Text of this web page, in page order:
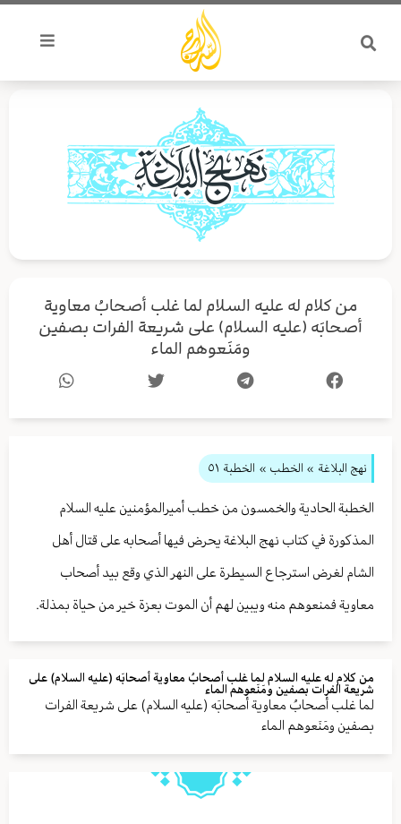
تخطي
المحتوى
من كلام له عليه السلام لما غلب أصحابُ معاوية
أصحابَه (علیه السلام) على شريعة الفرات بصفين
ومَنَعوهم الماء
نهج البلاغة » الخطب » الخطبة ٥١
الخطبة الحادية والخمسون من خطب أميرالمؤمنين عليه السلام
المذكورة في كتاب نهج البلاغة يحرض فيها أصحابه على قتال أهل
الشام لغرض استرجاع السيطرة على النهر الذي وقع بيد أصحاب
معاوية فمنعوهم منه ويبين لهم أن الموت بعزة خير من حياة بمذلة.
من كلام له عليه السلام لما غلب أصحابُ معاوية أصحابَه (علیه السلام) على
شريعة الفرات بصفين ومَنَعوهم الماء
لما غلب أصحابُ معاوية أصحابَه (علیه السلام) على شريعة الفرات
بصفين ومَنَعوهم الماء